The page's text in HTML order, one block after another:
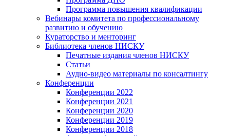
Программа повышения квалификации
Вебинары комитета по профессиональному
развитию и обучению
Кураторство и менторинг
Библиотека членов НИСКУ
Печатные издания членов НИСКУ
Статьи
Аудио-видео материалы по консалтингу
Конференции
Конференции 2022
Конференции 2021
Конференции 2020
Конференции 2019
Конференции 2018